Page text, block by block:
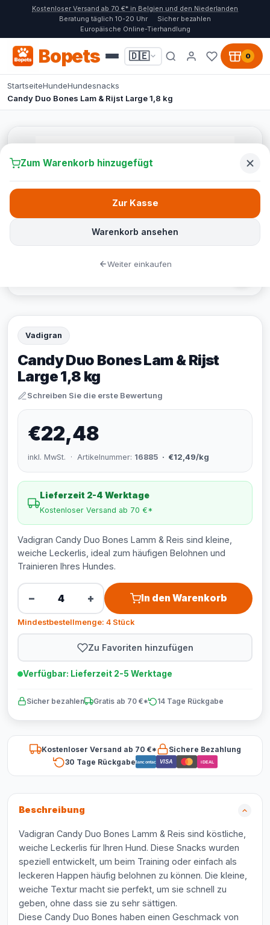
Kostenloser Versand ab 70 €* in Belgien und den Niederlanden
Beratung täglich 10-20 Uhr
Sicher bezahlen
Europäische Online-Tierhandlung
Bopets 🇩🇪 0
StartseiteHundeHundesnacks
Candy Duo Bones Lam & Rijst Large 1,8 kg
Vadigran
Candy Duo Bones Lam & Rijst
Large 1,8 kg
Schreiben Sie die erste Bewertung
€22,48
inkl. MwSt. · Artikelnummer: 16885 · €12,49/kg
Lieferzeit 2-4 Werktage
Kostenloser Versand ab 70 €*
Vadigran Candy Duo Bones Lamm & Reis sind kleine,
weiche Leckerlis, ideal zum häufigen Belohnen und
Trainieren Ihres Hundes.
− + In den Warenkorb
Mindestbestellmenge: 4 Stück
Zu Favoriten hinzufügen
Verfügbar: Lieferzeit 2-5 Werktage
Sicher bezahlen Gratis ab 70 €* 14 Tage Rückgabe
Kostenloser Versand ab 70 €*
Sichere Bezahlung
30 Tage RückgabeBancontact VISA iDEAL
Beschreibung
Vadigran Candy Duo Bones Lamm & Reis sind köstliche,
weiche Leckerlis für Ihren Hund. Diese Snacks wurden
speziell entwickelt, um beim Training oder einfach als
leckeren Happen häufig belohnen zu können. Die kleine,
weiche Textur macht sie perfekt, um sie schnell zu
geben, ohne dass sie zu sehr sättigen.
Diese Candy Duo Bones haben einen Geschmack von
Zum Warenkorb hinzugefügt
Warenkorb ansehen
Zur Kasse
Weiter einkaufen